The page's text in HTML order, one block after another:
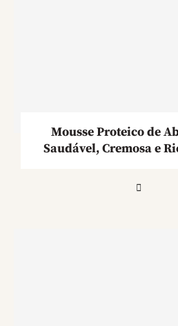
Mousse Proteico de
Saudável, Cremosa e